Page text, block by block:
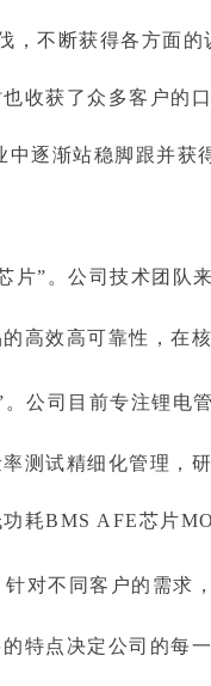
，不断获得各方面
收获了众多客户的
逐渐站稳脚跟并
片”。公司技术团队
高效高可靠性，在
公司目前专注锂
测试精细化管理，
耗BMS AFE芯片
对不同客户的需
特点决定公司的每